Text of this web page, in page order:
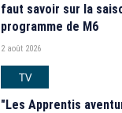
faut savoir sur la
programme de M6
2 août 2026
TV
"Les Apprentis